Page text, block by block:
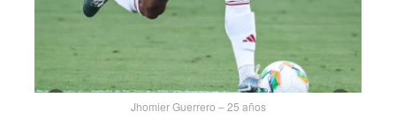
Jhomier Guerrero – 25 años